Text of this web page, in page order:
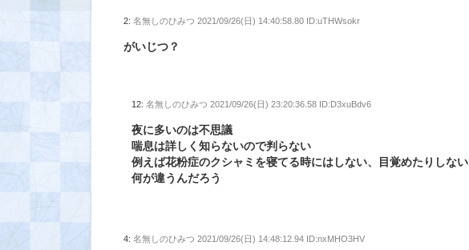
2:名無しのひみつ 2021/09/26(日) 14:40:58.80 ID:uTHWsokr
がいじつ？
12:名無しのひみつ 2021/09/26(日) 23:20:36.58 ID:D3xuBdv6
夜に多いのは不思議
喘息は詳しく知らないので判らない
例えば花粉症のクシャミを寝てる時にはしない、目覚めたりしない
何が違うんだろう
4:名無しのひみつ 2021/09/26(日) 14:48:12.94 ID:nxMHO3HV